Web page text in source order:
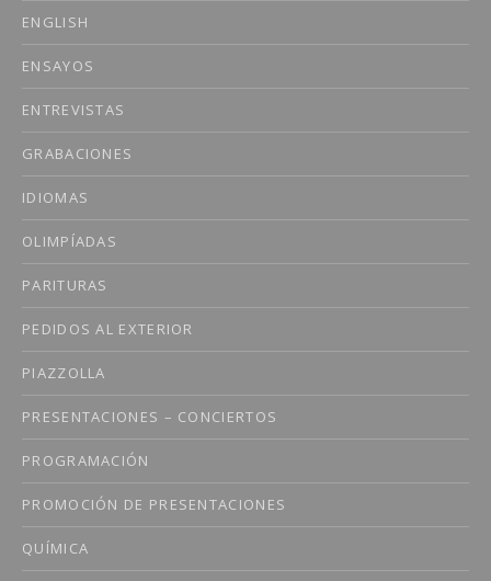
ENGLISH
ENSAYOS
ENTREVISTAS
GRABACIONES
IDIOMAS
OLIMPÍADAS
PARITURAS
PEDIDOS AL EXTERIOR
PIAZZOLLA
PRESENTACIONES – CONCIERTOS
PROGRAMACIÓN
PROMOCIÓN DE PRESENTACIONES
QUÍMICA